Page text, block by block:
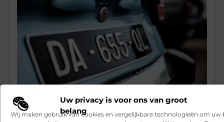
Uw privacy is voor ons van groot
belang
Wij maken gebruik van cookies en vergelijkbare technologieën om uw
Rijschool Drunen, een rijschool met ervaring